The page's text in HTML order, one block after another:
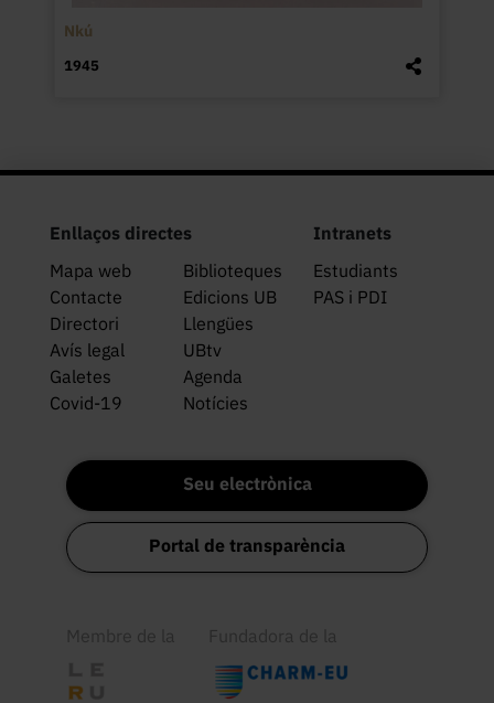
Nkú
1945
Enllaços directes
Mapa web
Biblioteques
Contacte
Edicions UB
Directori
Llengües
Avís legal
UBtv
Galetes
Agenda
Covid-19
Notícies
Intranets
Estudiants
PAS i PDI
Seu electrònica
Portal de transparència
Membre de la Fundadora de la